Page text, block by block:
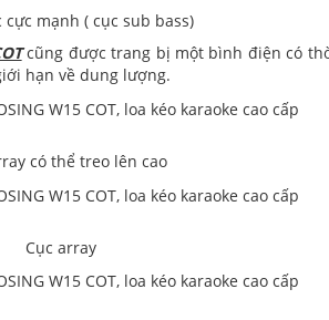
cực mạnh ( cục sub bass)
cũng được trang bị một bình điện có
hạn về dung lượng.
có thể treo lên cao
Cục array